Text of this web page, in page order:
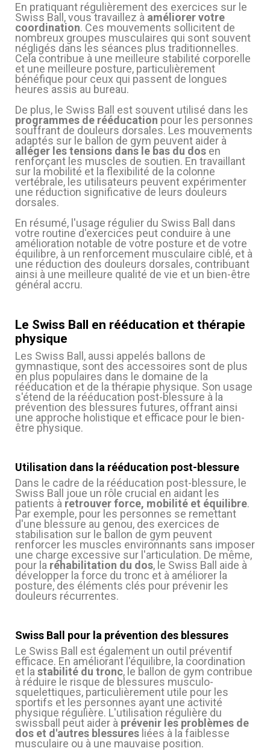
(1 avis)
En pratiquant régulièrement des exercices sur le
Swiss Ball, vous travaillez à améliorer votre
coordination. Ces mouvements sollicitent de
nombreux groupes musculaires qui sont souvent
négligés dans les séances plus traditionnelles.
Cela contribue à une meilleure stabilité corporelle
et une meilleure posture, particulièrement
bénéfique pour ceux qui passent de longues
heures assis au bureau.
De plus, le Swiss Ball est souvent utilisé dans les
programmes de rééducation pour les personnes
souffrant de douleurs dorsales. Les mouvements
adaptés sur le ballon de gym peuvent aider à
alléger les tensions dans le bas du dos en
renforçant les muscles de soutien. En travaillant
sur la mobilité et la flexibilité de la colonne
vertébrale, les utilisateurs peuvent expérimenter
une réduction significative de leurs douleurs
dorsales.
En résumé, l'usage régulier du Swiss Ball dans
votre routine d'exercices peut conduire à une
amélioration notable de votre posture et de votre
équilibre, à un renforcement musculaire ciblé, et à
une réduction des douleurs dorsales, contribuant
ainsi à une meilleure qualité de vie et un bien-être
général accru.
Le Swiss Ball en rééducation et thérapie
physique
Les Swiss Ball, aussi appelés ballons de
gymnastique, sont des accessoires sont de plus
en plus populaires dans le domaine de la
rééducation et de la thérapie physique. Son usage
s'étend de la rééducation post-blessure à la
prévention des blessures futures, offrant ainsi
une approche holistique et efficace pour le bien-
être physique.
Utilisation dans la rééducation post-blessure
Dans le cadre de la rééducation post-blessure, le
Swiss Ball joue un rôle crucial en aidant les
patients à retrouver force, mobilité et équilibre.
Par exemple, pour les personnes se remettant
d'une blessure au genou, des exercices de
stabilisation sur le ballon de gym peuvent
renforcer les muscles environnants sans imposer
une charge excessive sur l'articulation. De même,
pour la réhabilitation du dos, le Swiss Ball aide à
développer la force du tronc et à améliorer la
posture, des éléments clés pour prévenir les
douleurs récurrentes.
Swiss Ball pour la prévention des blessures
Le Swiss Ball est également un outil préventif
efficace. En améliorant l'équilibre, la coordination
et lastabilité du tronc, le ballon de gym contribue
à réduire le risque de blessures musculo-
squelettiques, particulièrement utile pour les
sportifs et les personnes ayant une activité
physique régulière. L'utilisation régulière du
swissball peut aider à prévenir les problèmes de
dos et d'autres blessures liées à la faiblesse
musculaire ou à une mauvaise position.